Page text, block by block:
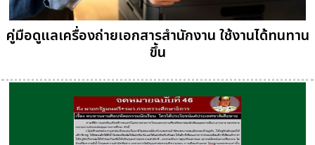
คู่มือดูแลเครื่องถ่ายเอกสารสำนักงาน ใช้งานได้ทนทาน
ขึ้น